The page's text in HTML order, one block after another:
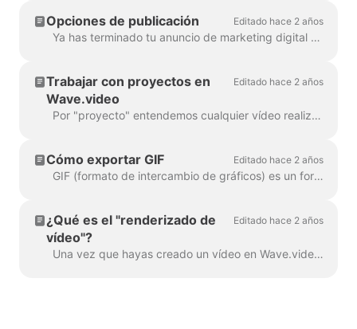
Opciones de publicación Editado hace 2 años
Ya has terminado tu anuncio de marketing digital y estás listo para compartirlo con el mundo. ¿Y ahora qué? Es hora de publicarlo. En la ed. de Wave.video...
Trabajar con proyectos en
Wave.video
Editado hace 2 años
Por "proyecto" entendemos cualquier vídeo realizado en Wave.video. Así es como puedes crear un nuevo proyecto. Puedes seleccionar y personalizar una plantilla de vídeo en la pág...
Cómo exportar GIF Editado hace 2 años
GIF (formato de intercambio de gráficos) es un formato popular utilizado desde finales de 1980 para compartir imágenes y animaciones cortas. Los GIF sólo pueden almacenar 256 colores, ...
¿Qué es el "renderizado de
vídeo"?
Editado hace 2 años
Una vez que hayas creado un vídeo en Wave.video, tendrás que renderizarlo para poder compartirlo en las redes sociales o descargarlo directamente a tu compu...